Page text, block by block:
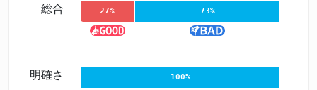
総合 27% 73%
明確さ 100%